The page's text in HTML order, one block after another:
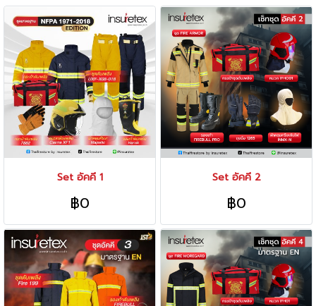
Set อัคคี 1
฿0
Set อัคคี 2
฿0